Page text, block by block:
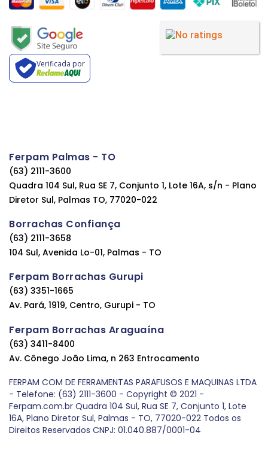
Verificada por
Ferpam Palmas - TO
(63) 2111-3600
Quadra 104 Sul, Rua SE 7, Conjunto 1, Lote 16A, s/n - Plano
Diretor Sul, Palmas TO, 77020-022
Borrachas Confiança
(63) 2111-3658
104 Sul, Avenida Lo-01, Palmas - TO
Ferpam Borrachas Gurupi
(63) 3351-1665
Av. Pará, 1919, Centro, Gurupi - TO
Ferpam Borrachas Araguaína
(63) 3411-8400
Av. Cônego João Lima, n 263 Entrocamento
FERPAM COM DE FERRAMENTAS PARAFUSOS E MAQUINAS LTDA
- Telefone: (63) 2111-3600 - Copyright © 2021 -
Ferpam.com.br Quadra 104 Sul, Rua SE 7, Conjunto 1, Lote
16A, Plano Diretor Sul, Palmas - TO, 77020-022 Todos os
Direitos Reservados CNPJ: 01.040.887/0001-04